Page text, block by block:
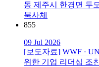
동 제주시 한경면 두
북사체
855
09 Jul 2026
[보도자료] WWF ·
위한 기업 리더십 조